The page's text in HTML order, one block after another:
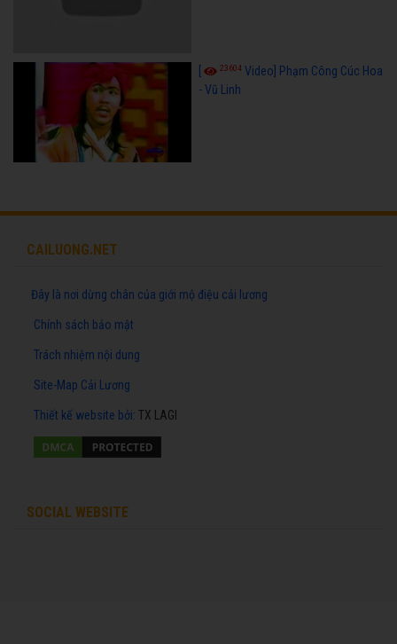
23604 Video] Phạm Công Cúc Hoa
- Vũ Linh
CAILUONG.NET
Đây là nơi dừng chân của giới mộ điệu cải lương
Chính sách bảo mật
Trách nhiệm nội dung
Site-Map Cải Lương
Thiết kế website bởi: TX LAGI
SOCIAL WEBSITE